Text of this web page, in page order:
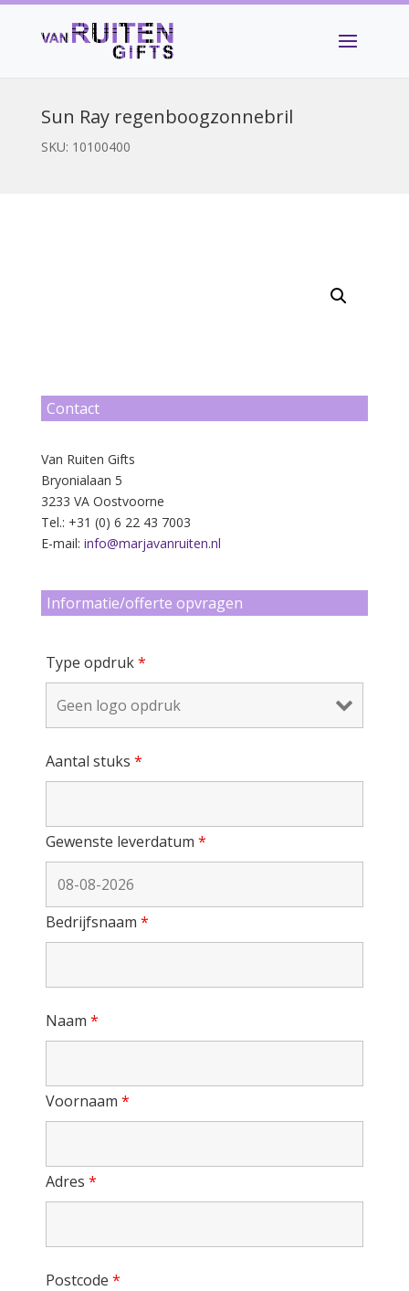
Sun Ray regenboogzonnebril
SKU: 10100400
Contact
Van Ruiten Gifts
Bryonialaan 5
3233 VA Oostvoorne
Tel.: +31 (0) 6 22 43 7003
E-mail: info@marjavanruiten.nl
Informatie/offerte opvragen
Type opdruk*
Aantal stuks *
Gewenste leverdatum *
Bedrijfsnaam *
Naam *
Voornaam *
Adres *
Postcode *